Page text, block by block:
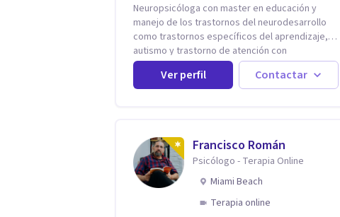
Neuropsicóloga con master en educación y
manejo de los trastornos del neurodesarrollo
como trastornos específicos del aprendizaje,
autismo y trastorno de atención con
hiperactividad (TDAH), entre otros. Además del
manejo de la depresión, ansiedad y demás
conflictos de la dimensión Psicológica. Más allá
individuo, trabajo no solo con mis pacientes
sino con todo su entorno, núcleo familiar, social,
académico. El arte de conocernos, de conectar,
de comprender que somos uno reflejo del otro,
nos permite entrar más profundo logrando la
sanidad desde la raíz llevándonos a crear
Ver perfil Contactar
Francisco Román
Psicólogo - Terapia Online
Miami Beach
Terapia online